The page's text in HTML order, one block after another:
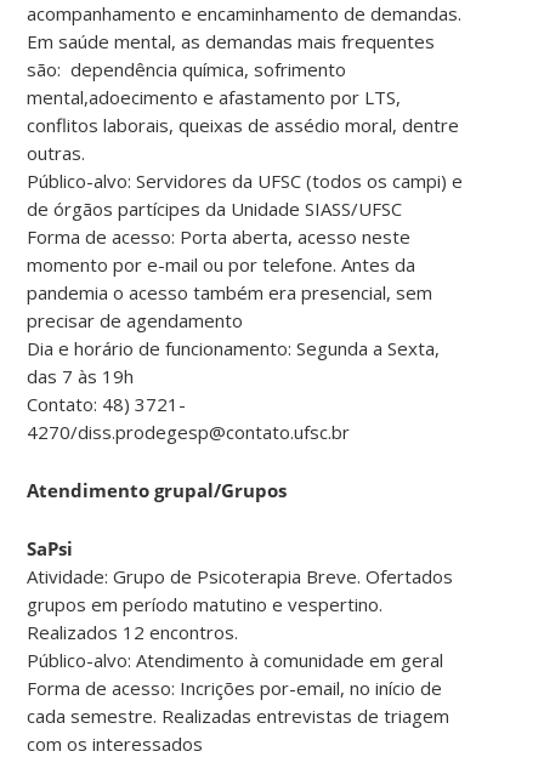
acompanhamento e encaminhamento de demandas.
Em saúde mental, as demandas mais frequentes
são: dependência química, sofrimento
mental,adoecimento e afastamento por LTS,
conflitos laborais, queixas de assédio moral, dentre
outras.
Público-alvo: Servidores da UFSC (todos os campi) e
de órgãos partícipes da Unidade SIASS/UFSC
Forma de acesso: Porta aberta, acesso neste
momento por e-mail ou por telefone. Antes da
pandemia o acesso também era presencial, sem
precisar de agendamento
Dia e horário de funcionamento: Segunda a Sexta,
das 7 às 19h
Contato: 48) 3721-
4270/diss.prodegesp@contato.ufsc.br
Atendimento grupal/Grupos
SaPsi
Atividade: Grupo de Psicoterapia Breve. Ofertados
grupos em período matutino e vespertino.
Realizados 12 encontros.
Público-alvo: Atendimento à comunidade em geral
Forma de acesso: Incrições por-email, no início de
cada semestre. Realizadas entrevistas de triagem
com os interessados